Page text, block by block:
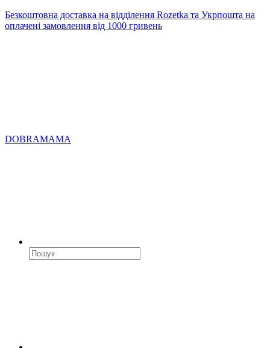
Безкоштовна доставка на відділення Rozetka та Укрпошта на
оплачені замовлення від 1000 гривень
DOBRAMAMA